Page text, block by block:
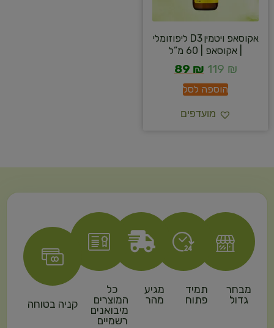
אקוסאפ ויטמין D3 ליפוזומלי
| אקוסאפ | 60 מ”ל
119 ₪
89 ₪
הוספה לסל
מועדפים
מבחר
גדול
תמיד
פתוח
מגיע
מהר
כל
המוצרים
מיבואנים
רשמיים
קניה בטוחה